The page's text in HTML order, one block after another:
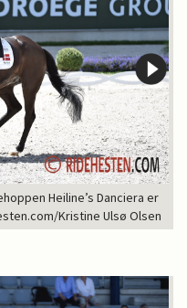
Heiline’s Danciera er
Kristine Ulsø Olsen